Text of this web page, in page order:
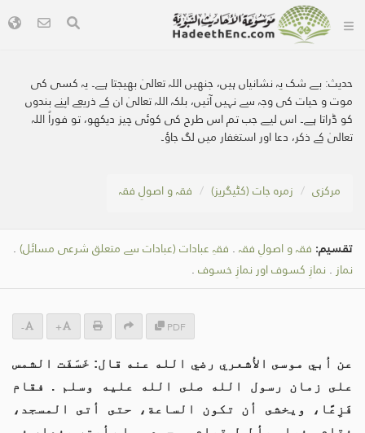
حدیث:بے شک یہ نشانیاں ہیں، جنھیں اللہ تعالیٰ بھیجتا ہے۔ یہ کسی کی
موت و حیات کی وجہ سے نہیں آتیں، بلکہ اللہ تعالیٰ ان کے ذریعے اپنے بندوں
کو ڈراتا ہے۔ اس لیے جب تم اس طرح کی کوئی چیز دیکھو، تو فوراً اللہ
تعالیٰ کے ذکر، دعا اور استغفار میں لگ جاؤ۔
مرکزی زمرہ جات (کٹیگریز) فقہ و اصولِ فقہ
تقسیم: فقہ و اصولِ فقہ . فقہِ عبادات (عبادات سے متعلق شرعی مسائل) .
نماز . نمازِ کسوف اور نمازِ خسوف .
PDF
+
-
عن أبي موسى الأشعري رضي الله عنه قال: خَسَفَت الشمس
على زمان رسول الله صلى الله عليه وسلم . فقام
فَزِعًا، ويخشى أن تكون الساعة، حتى أتى المسجد،